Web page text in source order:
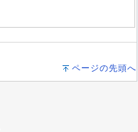
ページの先頭へ